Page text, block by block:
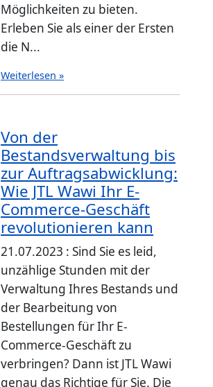
Möglichkeiten zu bieten.
Erleben Sie als einer der Ersten
die N...
Weiterlesen »
Von der
Bestandsverwaltung bis
zur Auftragsabwicklung:
Wie JTL Wawi Ihr E-
Commerce-Geschäft
revolutionieren kann
21.07.2023 : Sind Sie es leid,
unzählige Stunden mit der
Verwaltung Ihres Bestands und
der Bearbeitung von
Bestellungen für Ihr E-
Commerce-Geschäft zu
verbringen? Dann ist JTL Wawi
genau das Richtige für Sie. Die